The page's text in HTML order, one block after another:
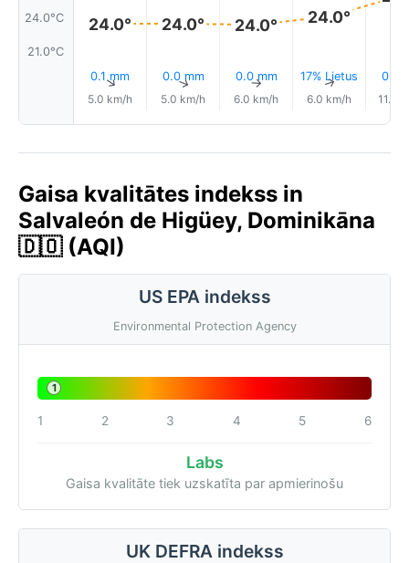
24.0°C
21.0°C
24.0°
0.1 mm
↑
5.0 km/h
24.0°
0.0 mm
↑
5.0 km/h
24.0°
0.0 mm
↑
6.0 km/h
24.0°
17% Lietus
↑
6.0 km/h
0.0
11.0
Gaisa kvalitātes indekss in
Salvaleón de Higüey, Dominikāna
🇩🇴 (AQI)
US EPA indekss
Environmental Protection Agency
1
1 2 3 4 5 6
Labs
Gaisa kvalitāte tiek uzskatīta par apmierinošu
UK DEFRA indekss